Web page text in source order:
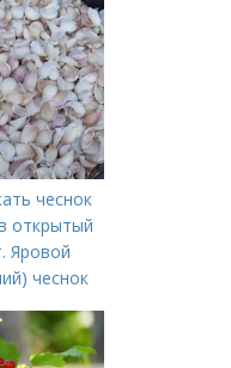
чеснок
открытый
Яровой
чеснок